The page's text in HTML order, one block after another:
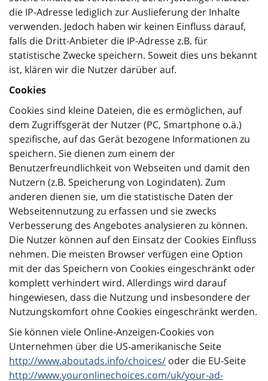
die IP-Adresse lediglich zur Auslieferung der Inhalte
verwenden. Jedoch haben wir keinen Einfluss darauf,
falls die Dritt-Anbieter die IP-Adresse z.B. für
statistische Zwecke speichern. Soweit dies uns bekannt
ist, klären wir die Nutzer darüber auf.
Cookies
Cookies sind kleine Dateien, die es ermöglichen, auf
dem Zugriffsgerät der Nutzer (PC, Smartphone o.ä.)
spezifische, auf das Gerät bezogene Informationen zu
speichern. Sie dienen zum einem der
Benutzerfreundlichkeit von Webseiten und damit den
Nutzern (z.B. Speicherung von Logindaten). Zum
anderen dienen sie, um die statistische Daten der
Webseitennutzung zu erfassen und sie zwecks
Verbesserung des Angebotes analysieren zu können.
Die Nutzer können auf den Einsatz der Cookies Einfluss
nehmen. Die meisten Browser verfügen eine Option
mit der das Speichern von Cookies eingeschränkt oder
komplett verhindert wird. Allerdings wird darauf
hingewiesen, dass die Nutzung und insbesondere der
Nutzungskomfort ohne Cookies eingeschränkt werden.
Sie können viele Online-Anzeigen-Cookies von
Unternehmen über die US-amerikanische Seite
http://www.aboutads.info/choices/ oder die EU-Seite
http://www.youronlinechoices.com/uk/your-ad-